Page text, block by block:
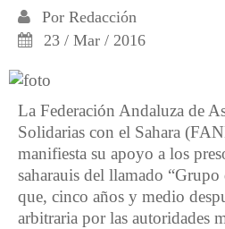
Por Redacción
23 / Mar / 2016
La Federación Andaluza de
Solidarias con el Sahara
manifiesta su apoyo a los
saharauis del llamado
que, cinco años y medio
arbitraria por las autoridades